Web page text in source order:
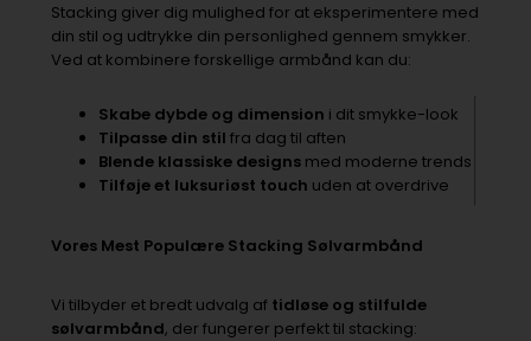
Stacking giver dig mulighed for at eksperimentere med
din stil og udtrykke din personlighed gennem smykker.
Ved at kombinere forskellige armbånd kan du:
Skabe dybde og dimension i dit smykke-look
Tilpasse din stil fra dag til aften
Blende klassiske designsmed moderne trends
Tilføje et luksuriøst touch uden at overdrive
Vores Mest Populære Stacking Sølvarmbånd
Vi tilbyder et bredt udvalg af tidløse og stilfulde
sølvarmbånd, der fungerer perfekt til stacking: